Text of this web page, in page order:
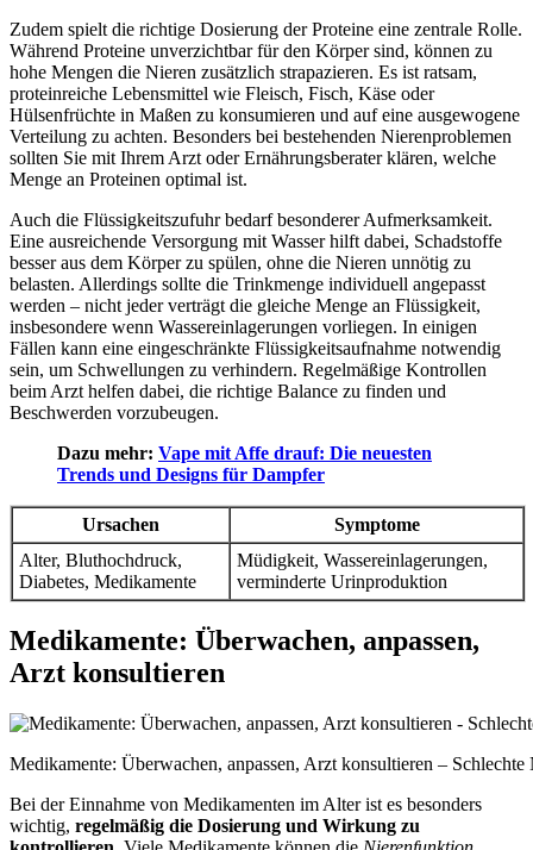
Zudem spielt die richtige Dosierung der Proteine eine zentrale Rolle.
Während Proteine unverzichtbar für den Körper sind, können zu
hohe Mengen die Nieren zusätzlich strapazieren. Es ist ratsam,
proteinreiche Lebensmittel wie Fleisch, Fisch, Käse oder
Hülsenfrüchte in Maßen zu konsumieren und auf eine ausgewogene
Verteilung zu achten. Besonders bei bestehenden Nierenproblemen
sollten Sie mit Ihrem Arzt oder Ernährungsberater klären, welche
Menge an Proteinen optimal ist.
Auch die Flüssigkeitszufuhr bedarf besonderer Aufmerksamkeit.
Eine ausreichende Versorgung mit Wasser hilft dabei, Schadstoffe
besser aus dem Körper zu spülen, ohne die Nieren unnötig zu
belasten. Allerdings sollte die Trinkmenge individuell angepasst
werden – nicht jeder verträgt die gleiche Menge an Flüssigkeit,
insbesondere wenn Wassereinlagerungen vorliegen. In einigen
Fällen kann eine eingeschränkte Flüssigkeitsaufnahme notwendig
sein, um Schwellungen zu verhindern. Regelmäßige Kontrollen
beim Arzt helfen dabei, die richtige Balance zu finden und
Beschwerden vorzubeugen.
Dazu mehr: Vape mit Affe drauf: Die neuesten
Trends und Designs für Dampfer
Ursachen
Symptome
Alter, Bluthochdruck,
Diabetes, Medikamente
Müdigkeit, Wassereinlagerungen,
verminderte Urinproduktion
Medikamente: Überwachen, anpassen,
Arzt konsultieren
Medikamente: Überwachen, anpassen, Arzt konsultieren –
Bei der Einnahme von Medikamenten im Alter ist es besonders
wichtig, regelmäßig die Dosierung und Wirkung zu